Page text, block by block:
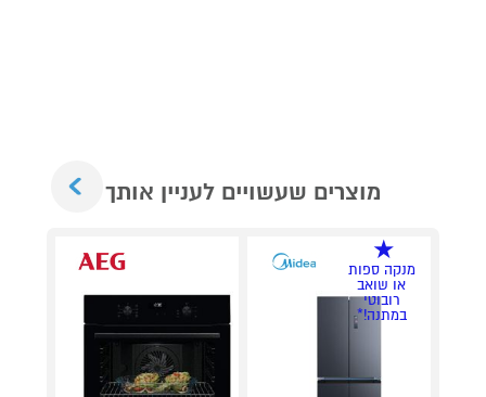
מוצרים שעשויים לעניין אותך
מנקה ספות
או שואב
רובוטי
במתנה!*